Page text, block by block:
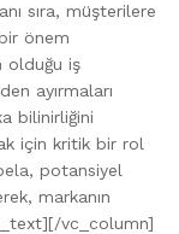
sıra, müşterilere
önem
olduğu iş
ayırmaları
bilinirliğini
için kritik bir rol
potansiyel
markanın
vc_column]